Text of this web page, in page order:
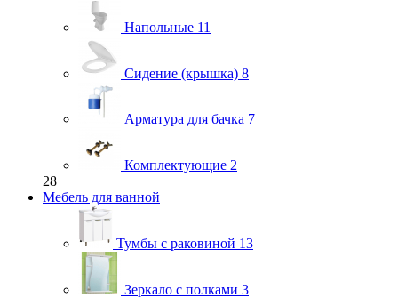
Напольные 11
Сидение (крышка) 8
Арматура для бачка 7
Комплектующие 2
28
Мебель для ванной
Тумбы с раковиной 13
Зеркало с полками 3